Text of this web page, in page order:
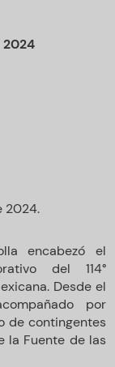
2024
2024.
encabezó el
del 114°
Desde el
por
de contingentes
la Fuente de las